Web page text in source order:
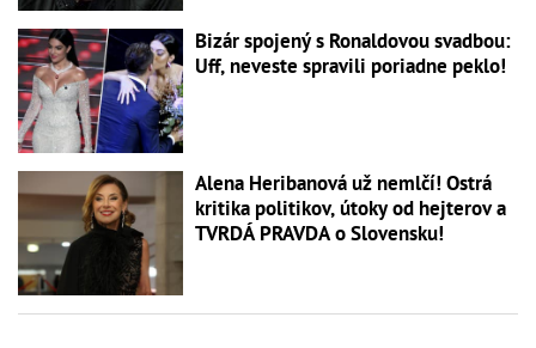
Bizár spojený s Ronaldovou svadbou:
Uff, neveste spravili poriadne peklo!
Alena Heribanová už nemlčí! Ostrá
kritika politikov, útoky od hejterov a
TVRDÁ PRAVDA o Slovensku!